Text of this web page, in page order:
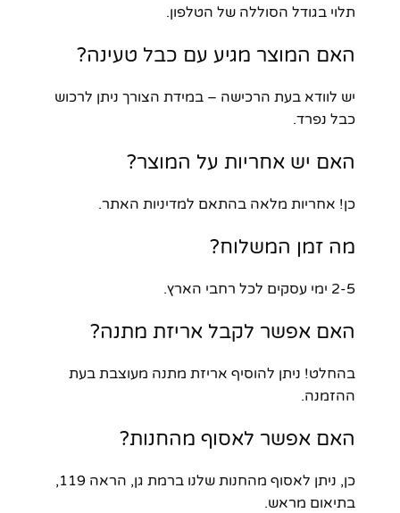
תלוי בגודל הסוללה של הטלפון.
האם המוצר מגיע עם כבל טעינה?
יש לוודא בעת הרכישה – במידת הצורך ניתן לרכוש
כבל נפרד.
האם יש אחריות על המוצר?
כן! אחריות מלאה בהתאם למדיניות האתר.
מה זמן המשלוח?
2-5 ימי עסקים לכל רחבי הארץ.
האם אפשר לקבל אריזת מתנה?
בהחלט! ניתן להוסיף אריזת מתנה מעוצבת בעת
ההזמנה.
האם אפשר לאסוף מהחנות?
כן, ניתן לאסוף מהחנות שלנו ברמת גן, הראה 119,
בתיאום מראש.